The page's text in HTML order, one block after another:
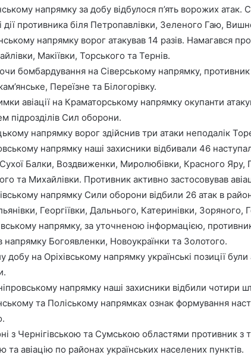
напрямку за добу відбулося п’ять ворожих атак.
дії противника біля Петропавлівки, Зеленого Гаю,
напрямку ворог атакував 14 разів. Намагався
Макіївки, Торського та Тернів.
бомбардування на Сіверському напрямку, противник
Переїзне та Білогорівку.
авіації на Краматорському напрямку окупанти
підрозділів Сил оборони.
напрямку ворог здійснив три атаки неподалік
напрямку наші захисники відбивали 46
Балки, Воздвиженки, Миролюбівки, Красного Яру,
та Михайлівки. Противник активно застосовував
напрямку Сили оборони відбили 26 атак в
Георгіївки, Дальнього, Катеринівки, Зоряного,
напрямку, за уточненою інформацією,
напрямку Богоявленки, Новоукраїнки та Золотого.
добу на Оріхівському напрямку українські позиції
напрямку наші захисники відбили чотири
та Поліському напрямках ознак формування
з Чернігівською та Сумською областями противник з
та авіацію по районах українських населених пунктів.